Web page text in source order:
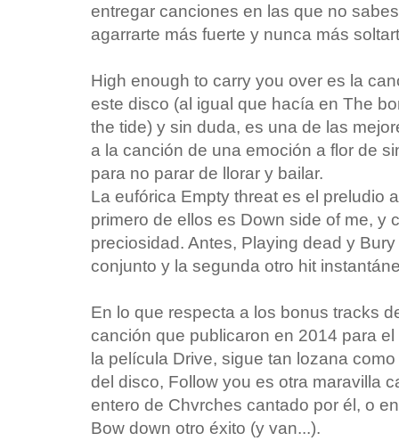
entregar canciones en las que no
agarrarte más fuerte y nunca más
High enough to carry you over es la
este disco (al igual que hacía en The
the tide) y sin duda, es una de las
a la canción de una emoción a flor de
para no parar de llorar y bailar.
La eufórica Empty threat es el preludio
primero de ellos es Down side of me, y
preciosidad. Antes, Playing dead y
conjunto y la segunda otro hit
En lo que respecta a los bonus tracks
canción que publicaron en 2014 para
la película Drive, sigue tan lozana
del disco, Follow you es otra maravilla
entero de Chvrches cantado por él, o
Bow down otro éxito (y van...).